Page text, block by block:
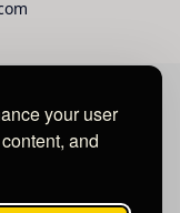
your user
and
LLC